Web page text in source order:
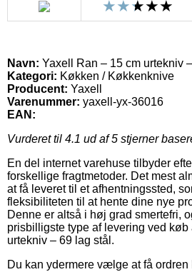
Navn: Yaxell Ran – 15 cm urtekniv
Kategori: Køkken / Køkkenknive
Producent: Yaxell
Varenummer: yaxell-yx-36016
EAN:
Vurderet til 4.1 ud af 5 stjerner
En del internet varehuse tilbyder
forskellige fragtmetoder. Det mest
at få leveret til et afhentningssted,
fleksibiliteten til at hente dine nye
Denne er altså i høj grad smertefri,
prisbilligste type af levering ved
urtekniv – 69 lag stål.
Du kan ydermere vælge at få